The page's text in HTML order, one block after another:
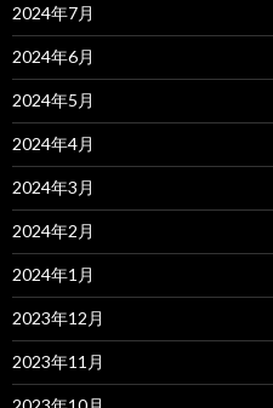
2024年7月
2024年6月
2024年5月
2024年4月
2024年3月
2024年2月
2024年1月
2023年12月
2023年11月